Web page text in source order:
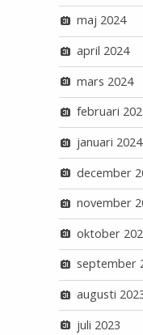
maj 2024
april 2024
mars 2024
februari
januari 2024
december
november
oktober
september
augusti
juli 2023